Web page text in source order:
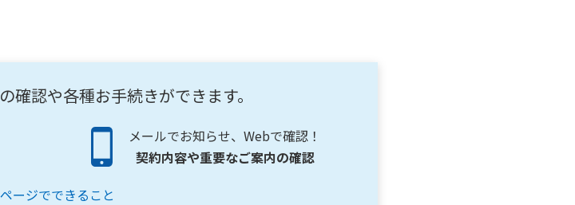
確認や各種お手続きができます。
メールでお知らせ、Webで確認！
契約内容や重要なご案内の確認
ージでできること